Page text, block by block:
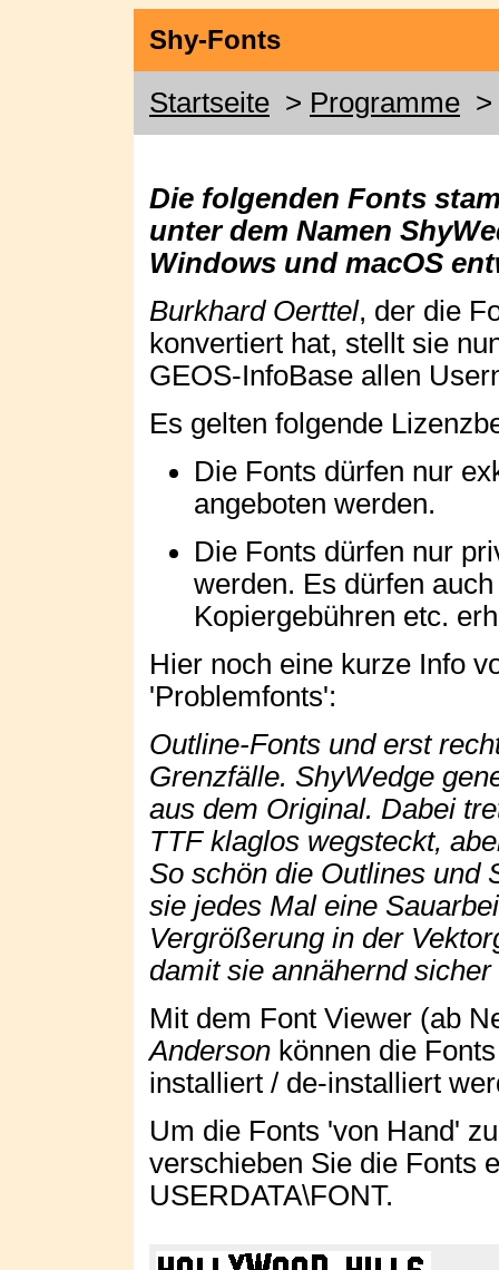
Shy-Fonts
Startseite > Programme >
Die folgenden Fonts
unter dem Namen
Windows und macOS
Burkhard Oerttel, der die
konvertiert hat, stellt sie
GEOS-InfoBase allen
Es gelten folgende
Die Fonts dürfen nur
angeboten werden.
Die Fonts dürfen nur
werden. Es dürfen
Kopiergebühren etc.
Hier noch eine kurze Info
'Problemfonts':
Outline-Fonts und erst
Grenzfälle. ShyWedge
aus dem Original. Dabei
TTF klaglos wegsteckt,
So schön die Outlines und
sie jedes Mal eine
Vergrößerung in der
damit sie annähernd sicher
Mit dem Font Viewer (ab
Anderson können die
installiert / de-installiert
Um die Fonts 'von Hand'
verschieben Sie die Fonts
USERDATA\FONT.